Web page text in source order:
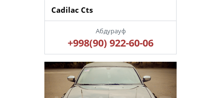
Cadilac Cts
Абдурауф
+998(90) 922-60-06